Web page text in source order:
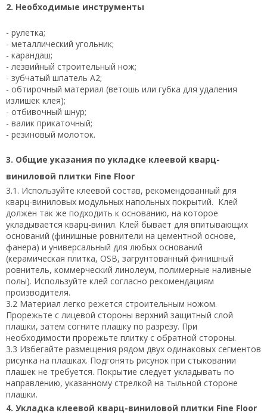
2. Необходимые инструменты
- рулетка;
- металлический угольник;
- карандаш;
- лезвийный строительный нож;
- зубчатый шпатель А2;
- обтирочный материал (ветошь или губка для удаления
излишек клея);
- отбивочный шнур;
- валик прикаточный;
- резиновый молоток.
3. Общие указания по укладке клеевой кварц-
виниловой плитки Fine Floor
3.1. Используйте клеевой состав, рекомендованный для
кварц-виниловых модульных напольных покрытий. Клей
должен так же подходить к основанию, на которое
укладывается кварц-винил. Клей бывает для впитывающих
оснований (финишные ровнители на цементной основе,
фанера) и универсальный для любых оснований
(керамическая плитка, OSB, загрунтованный финишный
ровнитель, коммерческий линолеум, полимерные наливные
полы). Используйте клей согласно рекомендациям
производителя.
3.2 Материал легко режется строительным ножом.
Прорежьте с лицевой стороны верхний защитный слой
плашки, затем согните плашку по разрезу. При
необходимости прорежьте плитку с обратной стороны.
3.3 Избегайте размещения рядом двух одинаковых сегментов
рисунка на плашках. Подгонять рисунок при стыковании
плашек не требуется. Покрытие следует укладывать по
направлению, указанному стрелкой на тыльной стороне
плашки.
4. Укладка клеевой кварц-виниловой плитки Fine Floor